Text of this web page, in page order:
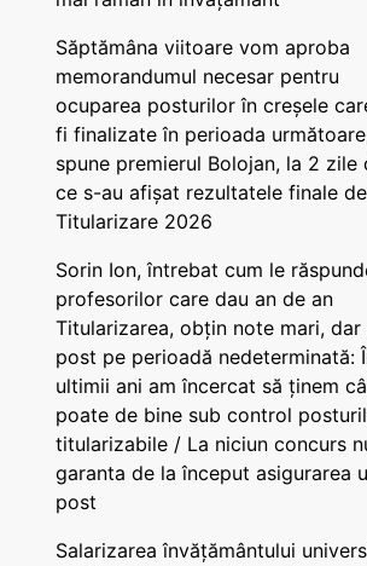
Săptămâna viitoare vom aproba
memorandumul necesar pentru
ocuparea posturilor în creșele
fi finalizate în perioada
spune premierul Bolojan, la 2 zile
ce s-au afișat rezultatele finale
Titularizare 2026
Sorin Ion, întrebat cum le
profesorilor care dau an de an
Titularizarea, obțin note mari, dar
post pe perioadă nedeterminată:
ultimii ani am încercat să ținem
poate de bine sub control
titularizabile / La niciun concurs
garanta de la început asigurarea
post
Salarizarea învățământului